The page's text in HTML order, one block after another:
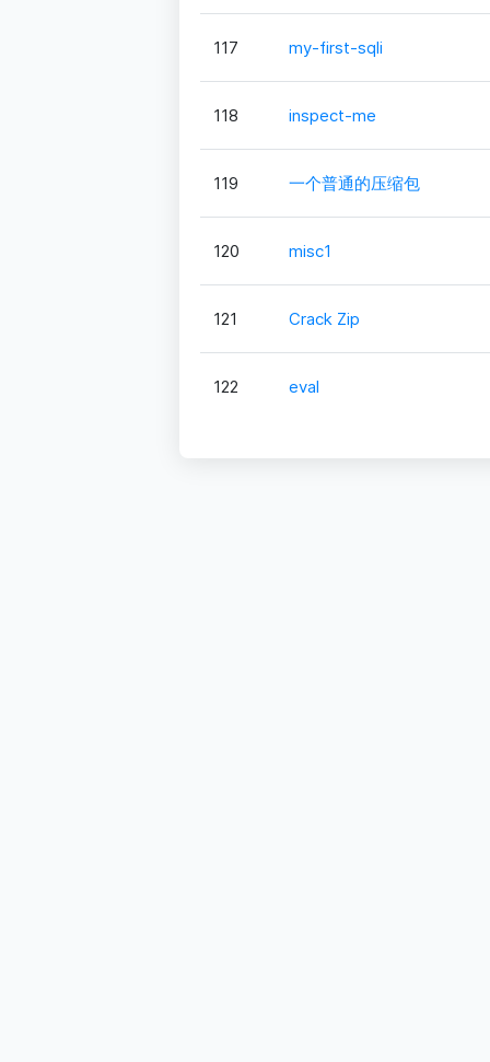
117 my-first-sqli
118 inspect-me
119 一个普通的压缩包
120 misc1
121 Crack Zip
122 eval